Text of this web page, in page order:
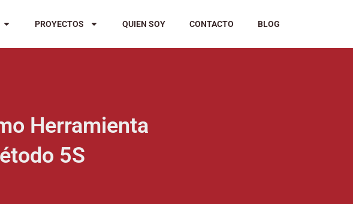
PROYECTOS QUIEN SOY CONTACTO BLOG
Herramienta
5S